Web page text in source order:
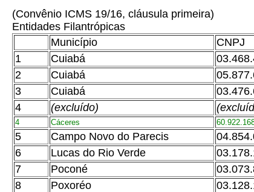
(Convênio ICMS 19/16, cláusula primeira)
Entidades Filantrópicas
Município
CNPJ
1
Cuiabá
2
Cuiabá
3
Cuiabá
4
(excluído)
4
Cáceres
5 Campo Novo do Parecis
6
Lucas do Rio Verde
7
Poconé
8
Poxoréo